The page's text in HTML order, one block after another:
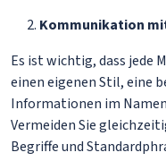
Kommunikation
Es ist wichtig, dass jede
einen eigenen Stil, eine
Informationen im
Vermeiden Sie
Begriffe und